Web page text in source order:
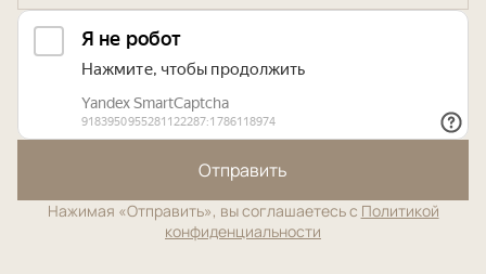
Отправить
Нажимая «Отправить», вы соглашаетесь с Политикой
конфиденциальности